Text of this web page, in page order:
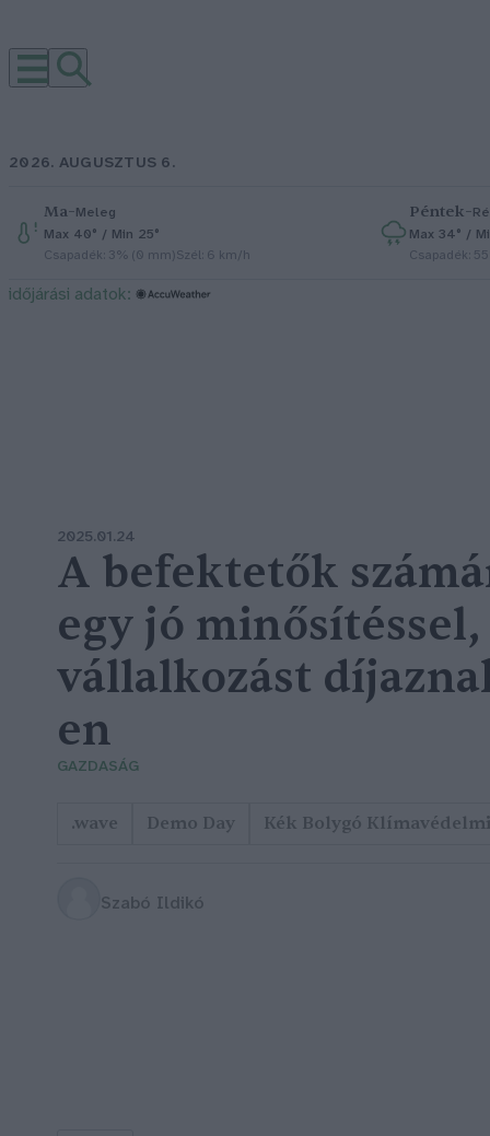
2026. AUGUSZTUS 6.
Ma–Meleg
Max 40° / Min 25°
Csapadék: 3% (0 mm)Szél: 6 km/h
Péntek–
Max 34° /
Csapadék:
időjárási adatok:
2025.01.24
A befektetők
egy jó minősítéssel,
vállalkozást
en
GAZDASÁG
.wave Demo Day Kék Bolygó
Szabó Ildikó